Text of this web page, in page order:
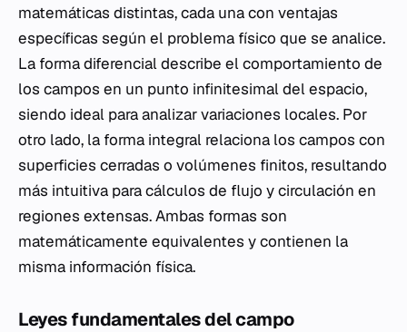
matemáticas distintas, cada una con ventajas
específicas según el problema físico que se analice.
La forma diferencial describe el comportamiento de
los campos en un punto infinitesimal del espacio,
siendo ideal para analizar variaciones locales. Por
otro lado, la forma integral relaciona los campos con
superficies cerradas o volúmenes finitos, resultando
más intuitiva para cálculos de flujo y circulación en
regiones extensas. Ambas formas son
matemáticamente equivalentes y contienen la
misma información física.
Leyes fundamentales del campo